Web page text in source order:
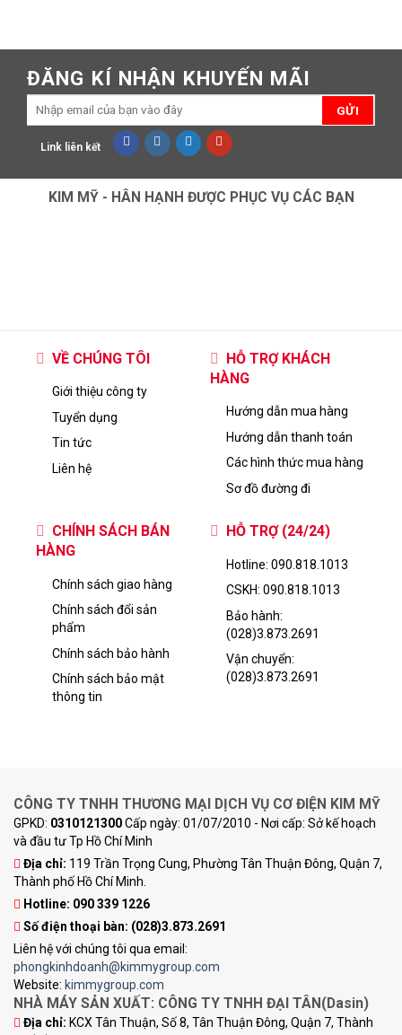
ĐĂNG KÍ NHẬN KHUYẾN MÃI
Link liên kết
KIM MỸ - HÂN HẠNH ĐƯỢC PHỤC VỤ CÁC BẠN
VỀ CHÚNG TÔI
Giới thiệu công ty
Tuyển dụng
Tin tức
Liên hệ
HỖ TRỢ KHÁCH
HÀNG
Hướng dẫn mua hàng
Hướng dẫn thanh toán
Các hình thức mua hàng
Sơ đồ đường đi
CHÍNH SÁCH BÁN
HÀNG
Chính sách giao hàng
Chính sách đổi sản
phẩm
Chính sách bảo hành
Chính sách bảo mật
thông tin
HỖ TRỢ (24/24)
Hotline: 090.818.1013
CSKH: 090.818.1013
Bảo hành:
(028)3.873.2691
Vận chuyển:
(028)3.873.2691
CÔNG TY TNHH THƯƠNG MẠI DỊCH VỤ CƠ ĐIỆN KIM MỸ
GPKD: 0310121300Cấp ngày: 01/07/2010 - Nơi cấp: Sở kế hoạch
và đầu tư Tp Hồ Chí Minh
Địa chỉ: 119 Trần Trọng Cung, Phường Tân Thuận Đông, Quận 7,
Thành phố Hồ Chí Minh.
Hotline: 090 339 1226
Số điện thoại bàn: (028)3.873.2691
Liên hệ với chúng tôi qua email:
phongkinhdoanh@kimmygroup.com
Website: kimmygroup.com
NHÀ MÁY SẢN XUẤT: CÔNG TY TNHH ĐẠI TÂN(Dasin)
Địa chỉ: KCX Tân Thuận, Số 8, Tân Thuận Đông, Quận 7, Thành